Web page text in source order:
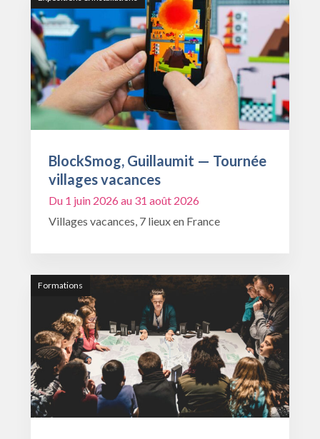
BlockSmog, Guillaumit — Tournée
villages vacances
Du 1 juin 2026 au 31 août 2026
Villages vacances, 7 lieux en France
Formations